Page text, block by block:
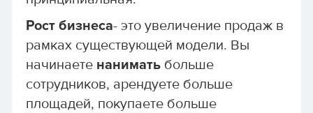
Рост бизнеса- это увеличение продаж в
рамках существующей модели. Вы
начинаете наниматьбольше
сотрудников, арендуете больше
площадей, покупаете больше